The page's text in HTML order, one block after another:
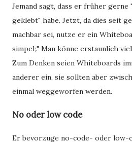
Jemand sagt, dass er früher gerne
geklebt" habe. Jetzt, da dies seit
machbar sei, nutze er ein
simpel;." Man könne erstaunlich
Zum Denken seien Whiteboards
anderer ein, sie sollten aber
einmal weggeworfen werden.
No oder low code
Er bevorzuge no-code- oder low-